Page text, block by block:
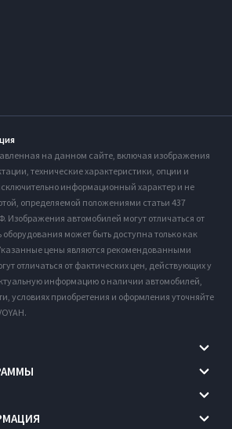
на данном сайте, включая изображения
технические характеристики, опции и
информационный характер и не
определяемой положениями статьи 437
Изображения автомобилей могут отличаться от
может быть доступна только как
цены являются рекомендованными
отличаться от фактических цен, действующих у
информацию о наличии автомобилей,
условиях приобретения и оформления уточняйте